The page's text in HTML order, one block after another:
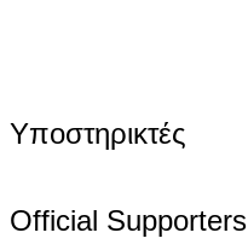
Υποστηρικτές
Official Supporters